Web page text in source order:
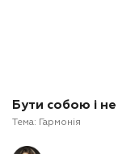
Бути собою і
Тема: Гармонія